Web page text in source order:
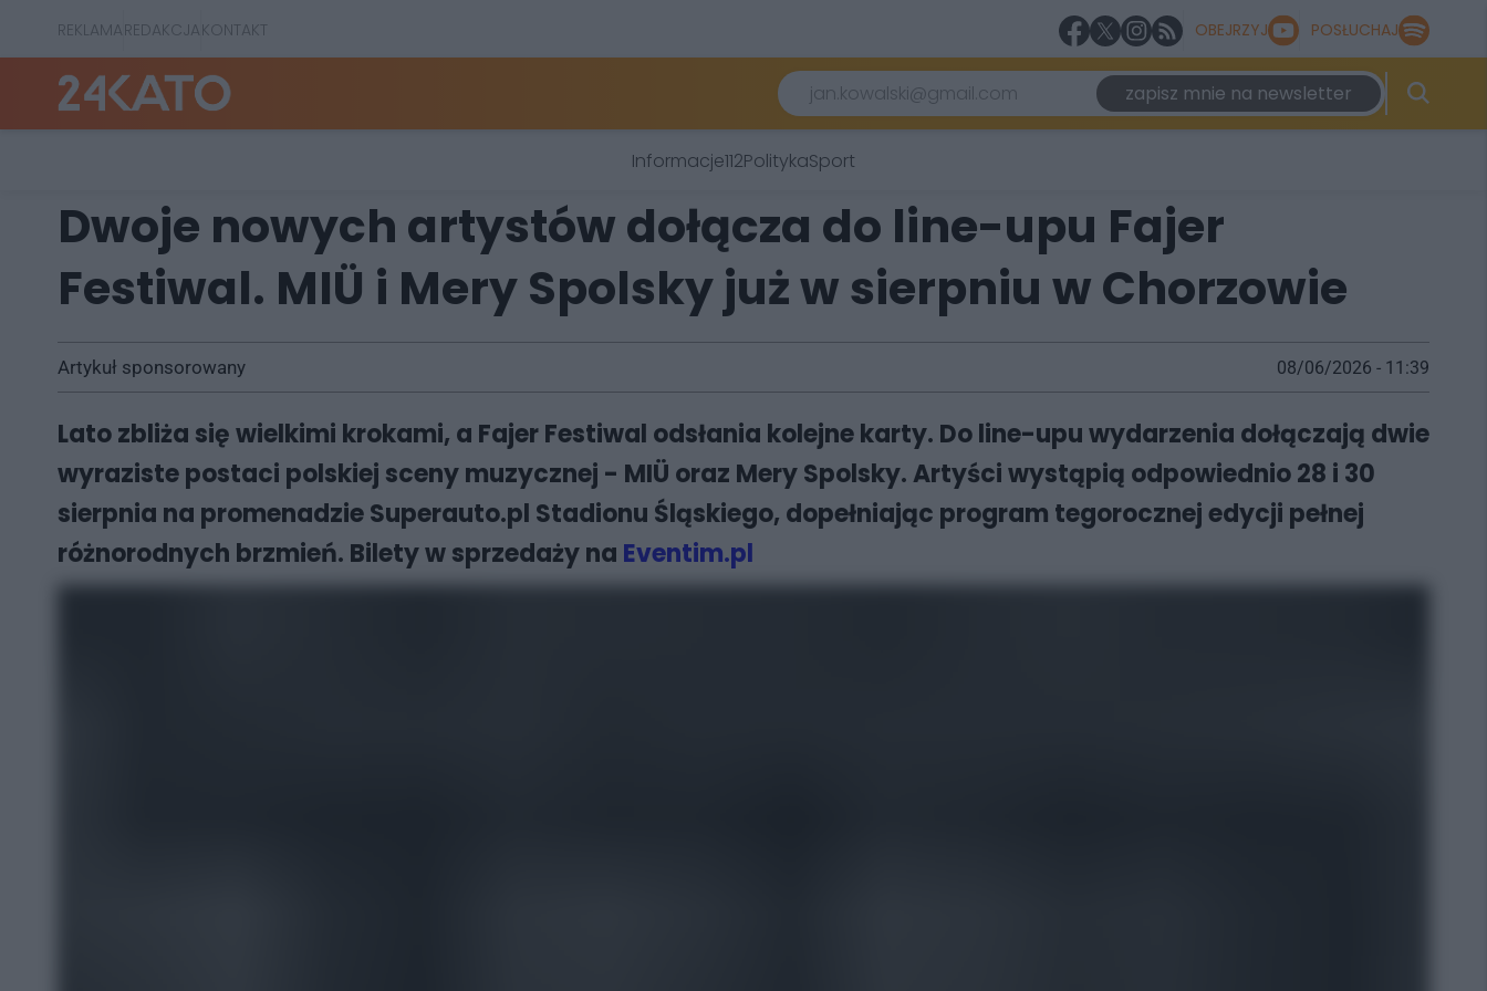
REKLAMAREDAKCJAKONTAKT OBEJRZYJ POSŁUCHAJ
zapisz mnie na newsletter
Informacje112PolitykaSport
Dwoje nowych artystów dołącza do line-upu Fajer
Festiwal. MIÜ i Mery Spolsky już w sierpniu w Chorzowie
Artykuł sponsorowany 08/06/2026 - 11:39
Lato zbliża się wielkimi krokami, a Fajer Festiwal odsłania kolejne karty. Do line-upu wydarzenia dołączają dwie
wyraziste postaci polskiej sceny muzycznej - MIÜ oraz Mery Spolsky. Artyści wystąpią odpowiednio 28 i 30
sierpnia na promenadzie Superauto.pl Stadionu Śląskiego, dopełniając program tegorocznej edycji pełnej
różnorodnych brzmień. Bilety w sprzedaży na Eventim.pl